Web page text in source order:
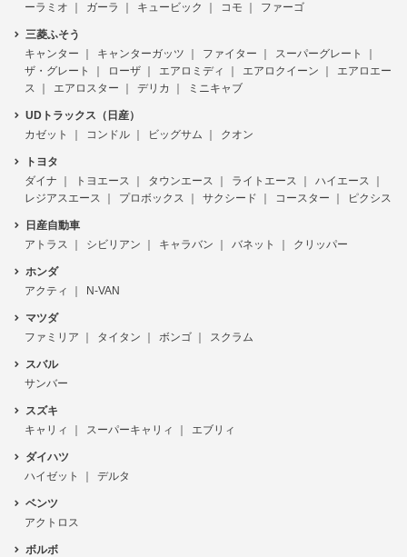
ーラミオ
ガーラ キュービック コモ ファーゴ
三菱ふそう
キャンター
キャンターガッツ ファイター
スーパーグレート
ザ・グレート
ローザ エアロミディ エアロクイーン
エアロエー
ス
エアロスター デリカ ミニキャブ
UDトラックス（日産）
カゼット
コンドル ビッグサム クオン
トヨタ
ダイナ
トヨエース タウンエース ライトエース
ハイエース
レジアスエース
プロボックス サクシード コースター ピクシス
日産自動車
アトラス
シビリアン キャラバン バネット クリッパー
ホンダ
アクティ
N-VAN
マツダ
ファミリア
タイタン ボンゴ スクラム
スバル
サンバー
スズキ
キャリィ
スーパーキャリィ エブリィ
ダイハツ
ハイゼット
デルタ
ベンツ
アクトロス
ボルボ